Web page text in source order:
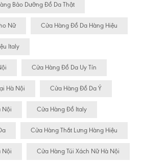
Bảo Dưỡng Đồ Da Thật
Nữ Cửa Hàng Đồ Da Hàng Hiệu
Italy
Cửa Hàng Đồ Da Uy Tín
Hà Nội Cửa Hàng Đồ Da Ý
Nội Cửa Hàng Đồ Italy
Cửa Hàng Thắt Lưng Hàng Hiệu
Nội Cửa Hàng Túi Xách Nữ Hà Nội